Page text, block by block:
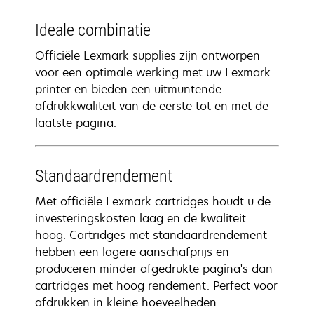
Ideale combinatie
Officiële Lexmark supplies zijn ontworpen
voor een optimale werking met uw Lexmark
printer en bieden een uitmuntende
afdrukkwaliteit van de eerste tot en met de
laatste pagina.
Standaardrendement
Met officiële Lexmark cartridges houdt u de
investeringskosten laag en de kwaliteit
hoog. Cartridges met standaardrendement
hebben een lagere aanschafprijs en
produceren minder afgedrukte pagina's dan
cartridges met hoog rendement. Perfect voor
afdrukken in kleine hoeveelheden.